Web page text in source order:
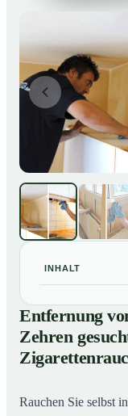
INHALT
01 Entfernung
Neutralisieren
So entfernen
nachhaltig
Entfernung
Zehren
Rauchen Sie selbst